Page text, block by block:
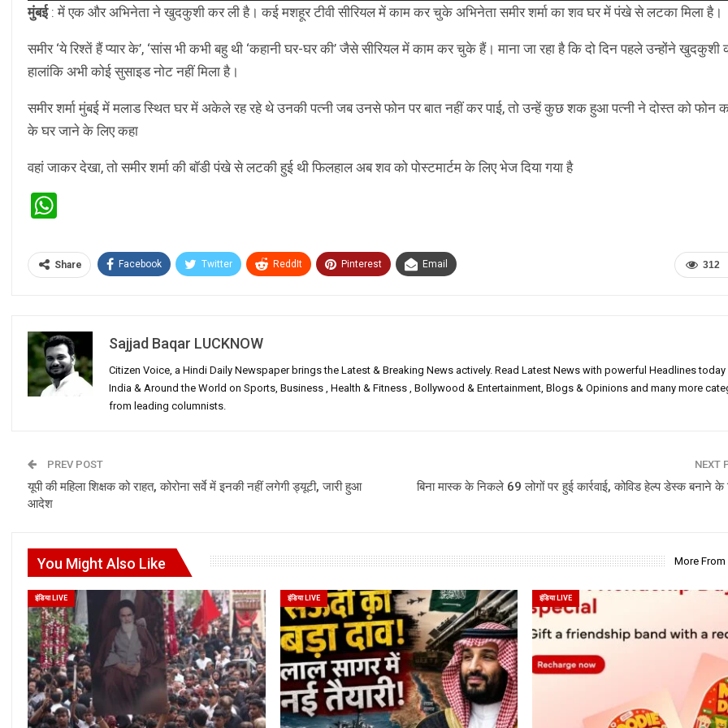
or
मुंबई: में एक और अभिनेता ने खुदकुशी कर ली है। कई मशहूर टीवी सीरियल में काम कर चुके अभिनेता समीर शर्मा का शव घर में पंखे से लटका मिला है।
समीर ‘ये रिश्तें हैं प्यार के’, ‘सांस भी कभी बहु थी ‘कहानी घर-घर की’ जैसे सीरियल में काम कर चुके हैं। माना जा रहा है कि दो दिन पहले उन्होंने खुदकुशी
हालांकि अभी कोई सुसाइड नोट नहीं मिला है।
समीर शर्मा मुंबई में मलाड स्थित घर में अकेले रह रहे थे उनकी पत्नी जब उनसे फोन पर बात नहीं कर पाई, तो उन्हें कुछ शक हुआ पत्नी ने दोस्त को फोन
के घर जाने के लिए कहा
वहां जाकर देखा, तो समीर शर्मा की बॉडी पंखे से लटकी हुई थी फिलहाल अब शव को पोस्टमार्टम के लिए भेज दिया गया है
312
Share Facebook Twitter ReddIt Pinterest Email
Sajjad Baqar LUCKNOW
Citizen Voice, a Hindi Daily Newspaper brings the Latest & Breaking News actively. Read Latest News with powerful Headlines
India & Around the World on Sports, Business , Health & Fitness , Bollywood & Entertainment, Blogs & Opinions and many more
from leading columnists.
PREV POST
यूपी की महिला शिक्षक को राहत, कोरोना सर्वे में इनकी नहीं लगेगी ड्यूटी, जारी हुआ
आदेश
NEXT
बिना मास्क के निकले 69 लोगों पर हुई कार्रवाई, कोविड हेल्प डेस्क बनाने के
You Might Also Like More
इंडिया LIVE इंडिया LIVE इंडिया LIVE